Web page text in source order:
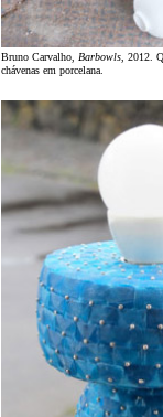
Bruno Carvalho, Barbowls , 2012.
chávenas em porcelana.